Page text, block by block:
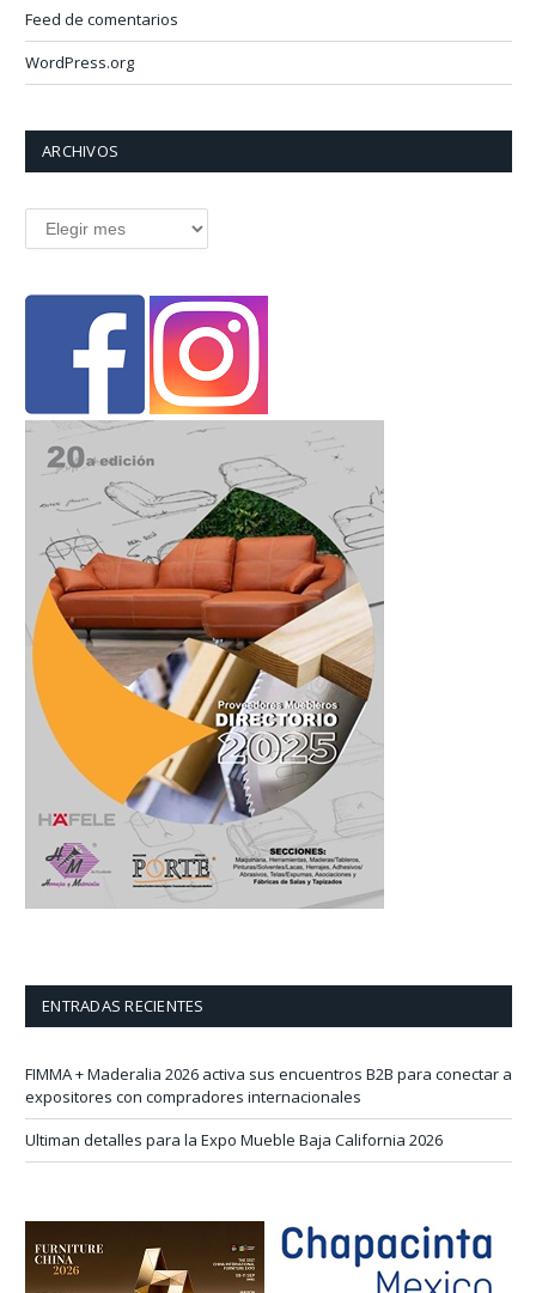
Feed de comentarios
WordPress.org
ARCHIVOS
Archivos
ENTRADAS RECIENTES
FIMMA + Maderalia 2026 activa sus encuentros B2B para conectar a
expositores con compradores internacionales
Ultiman detalles para la Expo Mueble Baja California 2026